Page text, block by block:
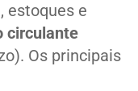
estoques e
circulante
Os principais